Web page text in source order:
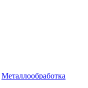
Металлообработка